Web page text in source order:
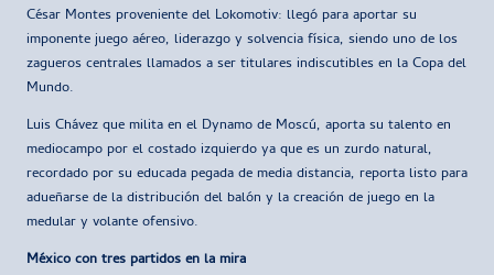
César Montes proveniente del Lokomotiv: llegó para aportar su
imponente juego aéreo, liderazgo y solvencia física, siendo uno de los
zagueros centrales llamados a ser titulares indiscutibles en la Copa del
Mundo.
Luis Chávez que milita en el Dynamo de Moscú, aporta su talento en
mediocampo por el costado izquierdo ya que es un zurdo natural,
recordado por su educada pegada de media distancia, reporta listo para
adueñarse de la distribución del balón y la creación de juego en la
medular y volante ofensivo.
México con tres partidos en la mira